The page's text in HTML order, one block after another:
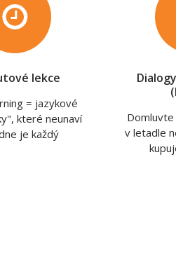
lekce
= jazykové
které neunaví
je každý
Domluvte
v letadle